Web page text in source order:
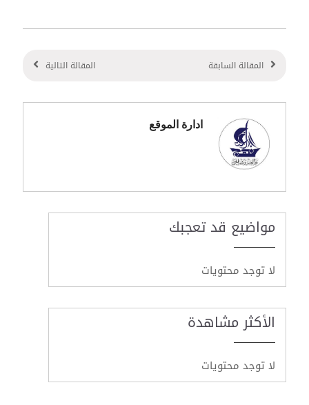
المقالة السابقة المقالة التالية
ادارة الموقع
مواضيع قد تعجبك
لا توجد محتويات
الأكثر مشاهدة
لا توجد محتويات